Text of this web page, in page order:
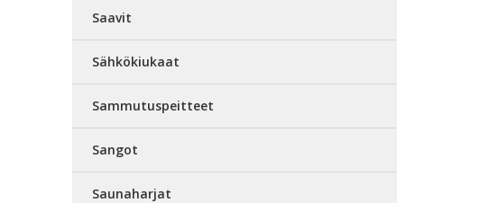
Saavit
Sähkökiukaat
Sammutuspeitteet
Sangot
Saunaharjat